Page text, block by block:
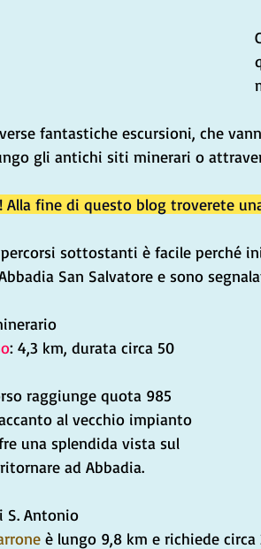
fantastiche escursioni, che
gli antichi siti minerari o
Alla fine di questo blog troverete
sottostanti è facile perché
San Salvatore e sono
: 4,3 km, durata circa 50
raggiunge quota 985
al vecchio impianto
una splendida vista sul
ad Abbadia.
S. Antonio
è lungo 9,8 km e richiede